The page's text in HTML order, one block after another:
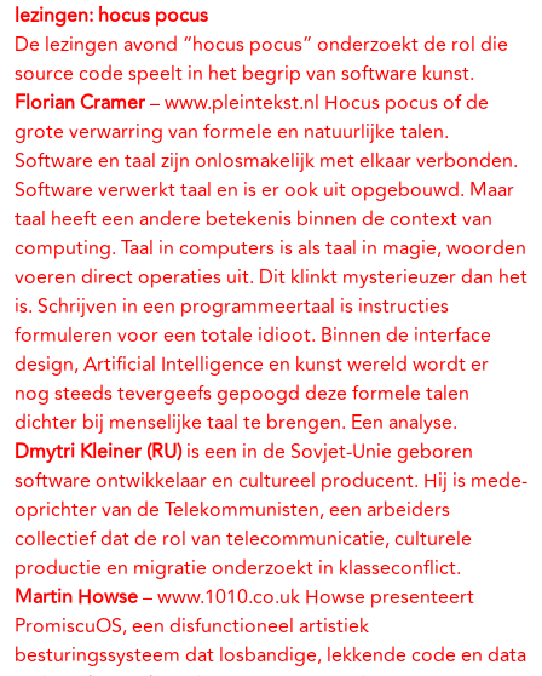
lezingen: hocus pocus
De lezingen avond “hocus pocus” onderzoekt de rol die
source code speelt in het begrip van software kunst.
Florian Cramer– www.pleintekst.nl Hocus pocus of de
grote verwarring van formele en natuurlijke talen.
Software en taal zijn onlosmakelijk met elkaar verbonden.
Software verwerkt taal en is er ook uit opgebouwd. Maar
taal heeft een andere betekenis binnen de context van
computing. Taal in computers is als taal in magie, woorden
voeren direct operaties uit. Dit klinkt mysterieuzer dan het
is. Schrijven in een programmeertaal is instructies
formuleren voor een totale idioot. Binnen de interface
design, Artificial Intelligence en kunst wereld wordt er
nog steeds tevergeefs gepoogd deze formele talen
dichter bij menselijke taal te brengen. Een analyse.
Dmytri Kleiner (RU)is een in de Sovjet-Unie geboren
software ontwikkelaar en cultureel producent. Hij is mede-
oprichter van de Telekommunisten, een arbeiders
collectief dat de rol van telecommunicatie, culturele
productie en migratie onderzoekt in klasseconflict.
Martin Howse– www.1010.co.uk Howse presenteert
PromiscuOS, een disfunctioneel artistiek
besturingssysteem dat losbandige, lekkende code en data